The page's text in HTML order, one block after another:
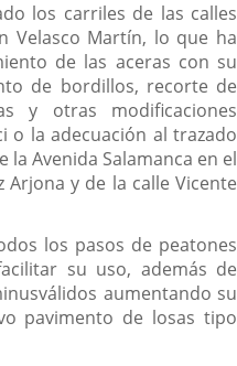
los carriles de las calles
Velasco Martín, lo que ha
de las aceras con su
de bordillos, recorte de
y otras modificaciones
o la adecuación al trazado
Avenida Salamanca en el
Arjona y de la calle Vicente
los pasos de peatones
su uso, además de
aumentando su
pavimento de losas tipo